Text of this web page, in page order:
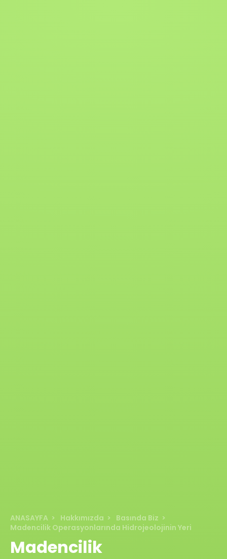
ANASAYFA Hakkımızda
Basında Biz
Madencilik Operasyonlarında Hidrojeolojinin Yeri
Madencilik